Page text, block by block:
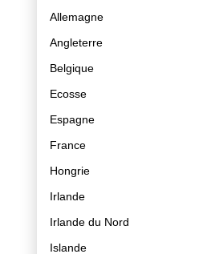
Allemagne
Angleterre
Belgique
Ecosse
Espagne
France
Hongrie
Irlande
Irlande du Nord
Islande